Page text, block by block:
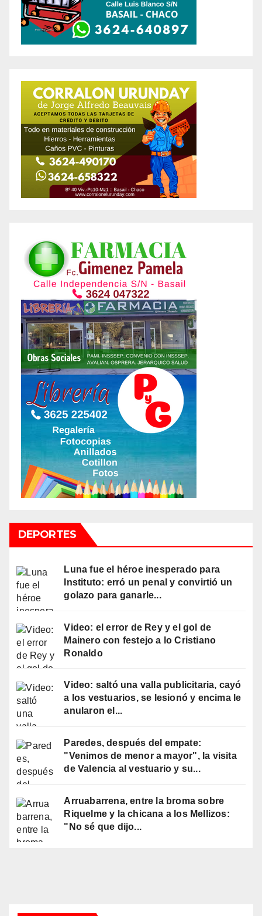
DEPORTES
Luna fue el héroe inesperado para
Instituto: erró un penal y convirtió un
golazo para ganarle...
Video: el error de Rey y el gol de
Mainero con festejo a lo Cristiano
Ronaldo
Video: saltó una valla publicitaria, cayó
a los vestuarios, se lesionó y encima le
anularon el...
Paredes, después del empate:
"Venimos de menor a mayor", la visita
de Valencia al vestuario y su...
Arruabarrena, entre la broma sobre
Riquelme y la chicana a los Mellizos:
"No sé que dijo...